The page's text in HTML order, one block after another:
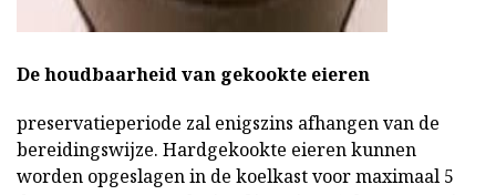
De houdbaarheid van gekookte eieren
preservatieperiode zal enigszins afhangen van de
bereidingswijze. Hardgekookte eieren kunnen
worden opgeslagen in de koelkast voor maximaal 5